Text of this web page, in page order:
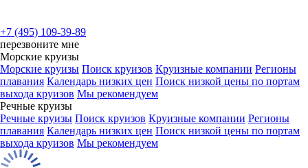
+7 (495) 109-39-89
перезвоните мне
Морские круизы
Морские круизы Поиск круизов Круизные компании Регионы
плавания Календарь низких цен Поиск низкой цены по портам
выхода круизов Мы рекомендуем
Речные круизы
Речные круизы Поиск круизов Круизные компании Регионы
плавания Календарь низких цен Поиск низкой цены по портам
выхода круизов Мы рекомендуем